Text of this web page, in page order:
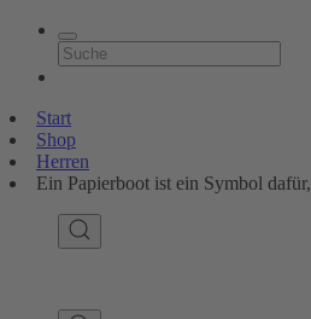
Start
Shop
Herren
Ein Papierboot ist ein Symbol dafür,